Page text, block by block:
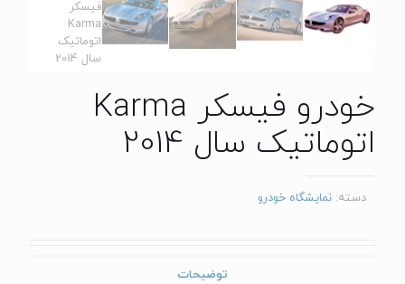
خودرو فیسکر Karma
اتوماتیک سال 2014
دسته: نمایشگاه خودرو
توضیحات